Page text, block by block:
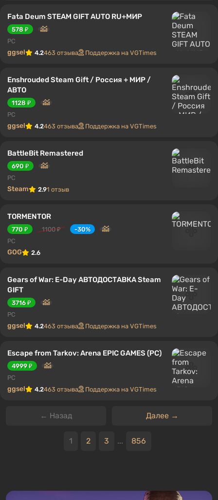
Fata Deum STEAM GIFT AUTO RU+МИР
578 ₽
PC
ggsel 4.2463 отзыва Поддержка на VGTimes
Enshrouded Steam Gift / Россия + МИР /
АВТО
1128 ₽
PC
ggsel 4.2463 отзыва Поддержка на VGTimes
BattleBit Remastered
690 ₽
PC
Steam 2.91 отзыв
TORMENTOR
770 ₽ 1100 ₽
-30%
PC
GOG 2.6
Gears of War: E-Day АВТОДОСТАВКА Steam
GIFT
3716 ₽
PC
ggsel 4.2463 отзыва Поддержка на VGTimes
Escape from Tarkov: Arena EPIC GAMES (PC)
4999 ₽
PC
ggsel 4.2463 отзыва Поддержка на VGTimes
← Назад Далее →
1 2 3 ... 856